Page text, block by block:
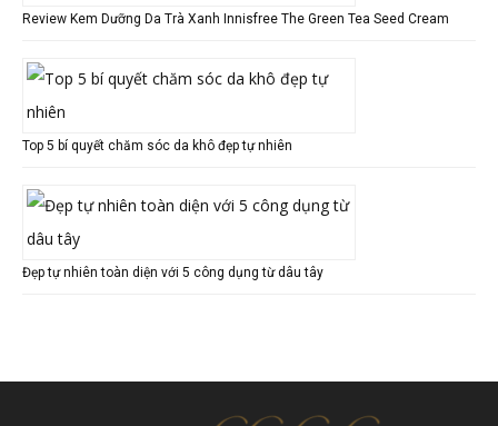
Review Kem Dưỡng Da Trà Xanh Innisfree The Green Tea Seed Cream
Top 5 bí quyết chăm sóc da khô đẹp tự nhiên
Đẹp tự nhiên toàn diện với 5 công dụng từ dâu tây